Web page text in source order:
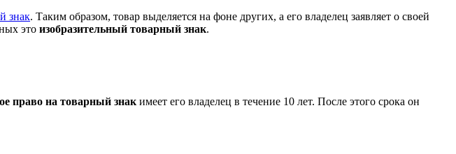
знак. Таким образом, товар выделяется на фоне других, а его владелец заявляет о своей
это изобразительный товарный знак.
право на товарный знакимеет его владелец в течение 10 лет. После этого срока он